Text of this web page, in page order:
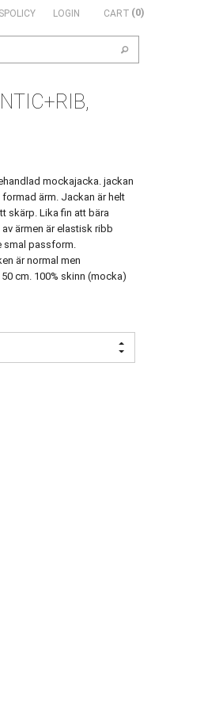
LOGIN 0
mockajacka. jackan
ärm. Jackan är helt
skärp. Lika fin att bära
ärmen är elastisk ribb
smal passform.
är normal men
cm. 100% skinn (mocka)